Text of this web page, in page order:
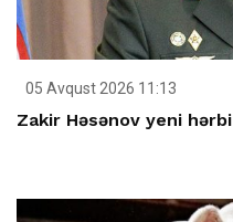
05 Avqust 2026 11:13
Zakir Həsənov yeni